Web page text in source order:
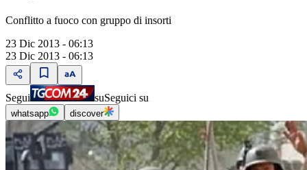
Conflitto a fuoco con gruppo di insorti
23 Dic 2013 - 06:13
23 Dic 2013 - 06:13
Segui suSeguici su
whatsapp discover